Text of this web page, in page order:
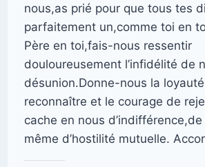
nous,as prié pour que tous tes
parfaitement un,comme toi en
Père en toi,fais-nous ressentir
douloureusement l’infidélité de
désunion.Donne-nous la
reconnaître et le courage de
cache en nous
même d’hostilité mutuelle.